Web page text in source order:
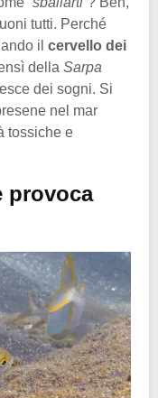
tutti. Perché
il cervello dei
della Sarpa
dei sogni. Si
nel mar
tossiche e
provoca